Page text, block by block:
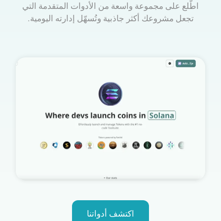
اطّلع على مجموعة واسعة من الأدوات المتقدمة التي
تجعل مشروعك أكثر جاذبية وتُسهّل إدارته اليومية.
اكتشف أدواتنا